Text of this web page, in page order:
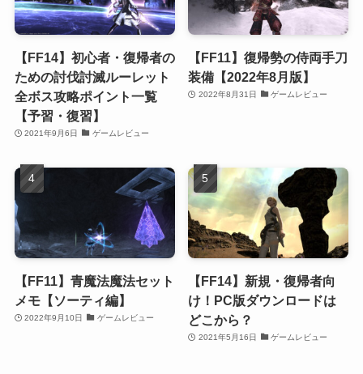
【FF14】初心者・復帰者の
ための討伐討滅ルーレット
全ボス攻略ポイント一覧
【予習・復習】
2021年9月6日 ゲームレビュー
【FF11】復帰勢の侍両手刀
装備【2022年8月版】
2022年8月31日 ゲームレビュー
【FF11】青魔法魔法セット
メモ【ソーティ編】
2022年9月10日 ゲームレビュー
【FF14】新規・復帰者向
け！PC版ダウンロードは
どこから？
2021年5月16日 ゲームレビュー